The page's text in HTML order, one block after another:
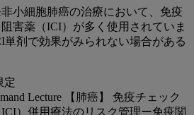
小細胞肺癌の治療において、免疫
害薬（ICI）が多く使用されていま
単剤で効果がみられない場合がある
定